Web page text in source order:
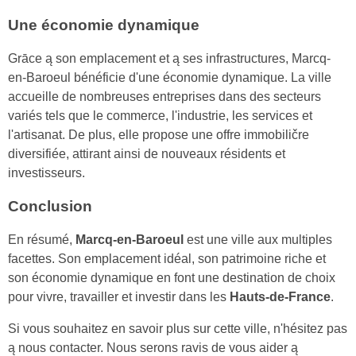
Une économie dynamique
Grāce ą son emplacement et ą ses infrastructures, Marcq-
en-Baroeul bénéficie d'une économie dynamique. La ville
accueille de nombreuses entreprises dans des secteurs
variés tels que le commerce, l'industrie, les services et
l'artisanat. De plus, elle propose une offre immobiličre
diversifiée, attirant ainsi de nouveaux résidents et
investisseurs.
Conclusion
En résumé, Marcq-en-Baroeul est une ville aux multiples
facettes. Son emplacement idéal, son patrimoine riche et
son économie dynamique en font une destination de choix
pour vivre, travailler et investir dans les Hauts-de-France.
Si vous souhaitez en savoir plus sur cette ville, n'hésitez pas
ą nous contacter. Nous serons ravis de vous aider ą